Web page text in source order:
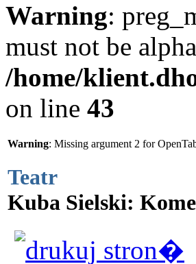
Warning:
must not be
/home/
on line 43
Warning: Missing argument 2 for
Teatr
Kuba Sielski: